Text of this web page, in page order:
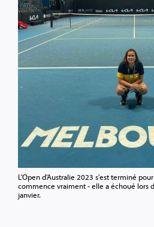
L'Open d'Australie 2023 s'est terminé
commence vraiment - elle a échoué lors
janvier.